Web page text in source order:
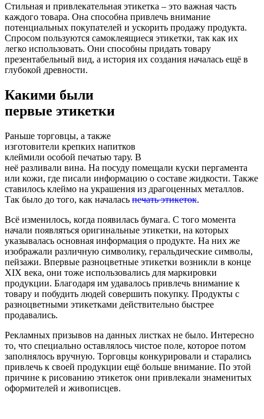
Стильная и привлекательная этикетка – это важная часть
каждого товара. Она способна привлечь внимание
потенциальных покупателей и ускорить продажу продукта.
Спросом пользуются самоклеящиеся этикетки, так как их
легко использовать. Они способны придать товару
презентабельный вид, а история их создания началась ещё в
глубокой древности.
Какими были
первые этикетки
Раньше торговцы, а также
изготовители крепких напитков
клеймили особой печатью тару. В
неё разливали вина. На посуду помещали куски пергамента
или кожи, где писали информацию о составе жидкости. Также
ставилось клеймо на украшения из драгоценных металлов.
Так было до того, как началась печать этикеток.
Всё изменилось, когда появилась бумага. С того момента
начали появляться оригинальные этикетки, на которых
указывалась основная информация о продукте. На них же
изображали различную символику, геральдические символы,
пейзажи. Впервые разноцветные этикетки возникли в конце
XIX века, они тоже использовались для маркировки
продукции. Благодаря им удавалось привлечь внимание к
товару и побудить людей совершить покупку. Продукты с
разноцветными этикетками действительно быстрее
продавались.
Рекламных призывов на данных листках не было. Интересно
то, что специально оставлялось чистое поле, которое потом
заполнялось вручную. Торговцы конкурировали и старались
привлечь к своей продукции ещё больше внимание. По этой
причине к рисованию этикеток они привлекали знаменитых
оформителей и живописцев.